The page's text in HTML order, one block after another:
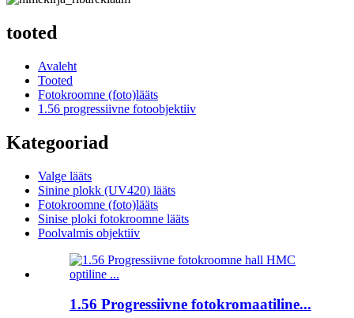
tooted
Avaleht
Tooted
Fotokroomne (foto)lääts
1.56 progressiivne fotoobjektiiv
Kategooriad
Valge lääts
Sinine plokk (UV420) lääts
Fotokroomne (foto)lääts
Sinise ploki fotokroomne lääts
Poolvalmis objektiiv
1.56 Progressiivne fotokromaatiline...